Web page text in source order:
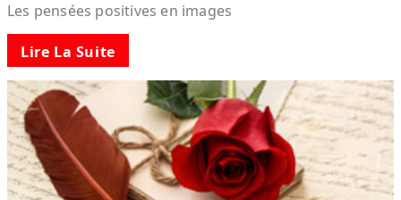
Les pensées positives en images
Lire La Suite